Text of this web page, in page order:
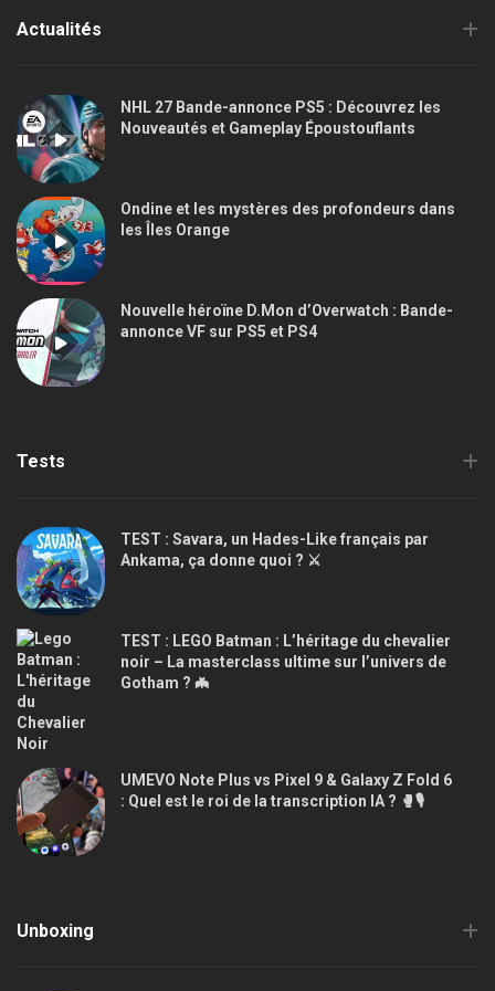
Actualités
NHL 27 Bande-annonce PS5 : Découvrez les
Nouveautés et Gameplay Époustouflants
Ondine et les mystères des profondeurs dans
les Îles Orange
Nouvelle héroïne D.Mon d’Overwatch : Bande-
annonce VF sur PS5 et PS4
Tests
TEST : Savara, un Hades-Like français par
Ankama, ça donne quoi ? ⚔️
TEST : LEGO Batman : L’héritage du chevalier
noir – La masterclass ultime sur l’univers de
Gotham ? 🦇
UMEVO Note Plus vs Pixel 9 & Galaxy Z Fold 6
: Quel est le roi de la transcription IA ? 🥊🎙️
Unboxing